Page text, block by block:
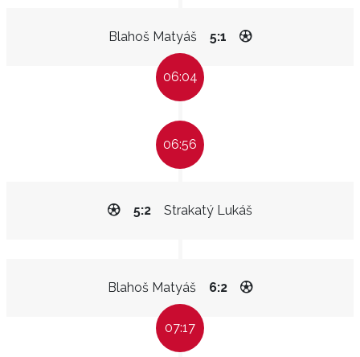
Blahoš Matyáš 5:1
06:04
06:56
Strakatý Lukáš
5:2
Blahoš Matyáš 6:2
07:17